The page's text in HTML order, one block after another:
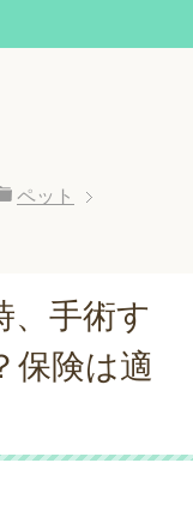
ペット
、手術す
保険は適